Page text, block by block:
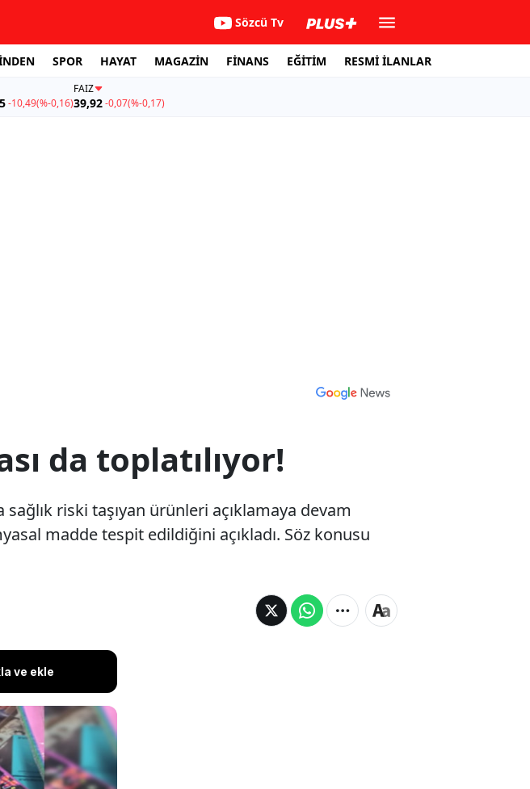
Sözcü Tv
SPOR HAYAT MAGAZİN FİNANS EĞİTİM RESMİ İLANLAR
-10,49(%-0,16)
FAİZ
39,92-0,07(%-0,17)
da toplatılıyor!
sağlık riski taşıyan ürünleri açıklamaya devam
madde tespit edildiğini açıkladı. Söz konusu
ve ekle